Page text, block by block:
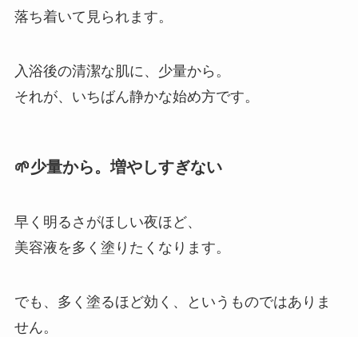
落ち着いて見られます。
入浴後の清潔な肌に、少量から。
それが、いちばん静かな始め方です。
🌱少量から。増やしすぎない
早く明るさがほしい夜ほど、
美容液を多く塗りたくなります。
でも、多く塗るほど効く、というものではありま
せん。